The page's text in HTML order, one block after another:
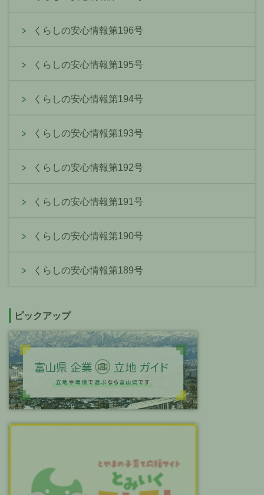
くらしの安心情報第196号
くらしの安心情報第195号
くらしの安心情報第194号
くらしの安心情報第193号
くらしの安心情報第192号
くらしの安心情報第191号
くらしの安心情報第190号
くらしの安心情報第189号
ピックアップ